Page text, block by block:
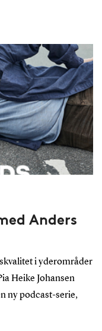
Anders
i yderområder
Heike Johansen
ny podcast-serie,